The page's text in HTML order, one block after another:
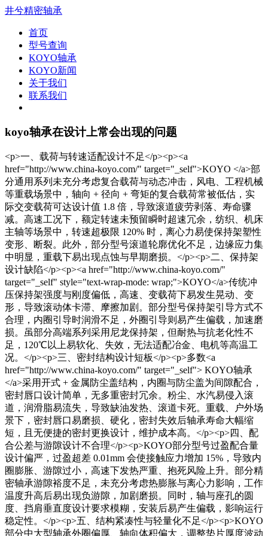
井兮精密轴承
首页
型号查询
KOYO轴承
KOYO新闻
关于我们
联系我们
koyo轴承在设计上常会出现的问题
<p>一、载荷与转速适配设计不足</p><p><a
href="http://www.china-koyo.com/" target="_self">KOYO </a>部
分通用系列未充分考虑复合载荷与动态冲击，风电、工程机械
等重载场景中，轴向 + 径向 + 弯矩的复合载荷常被低估，实
际交变载荷可达设计值 1.8 倍，导致滚道疲劳剥落、寿命骤
减。高速工况下，额定转速未预留瞬时超速冗余，纺织、机床
主轴等场景中，转速超极限 120% 时，离心力易使保持架塑性
变形、断裂。此外，部分型号滚道轮廓优化不足，边缘应力集
中明显，重载下易出现点蚀与早期磨损。</p><p>二、保持架
设计缺陷</p><p><a href="http://www.china-koyo.com/"
target="_self" style="text-wrap-mode: wrap;">KOYO</a>传统冲
压保持架强度与刚度偏低，高速、变载荷下易发生晃动、变
形，导致滚动体卡滞、摩擦加剧。部分型号保持架引导方式不
合理，内圈引导时润滑不足，外圈引导则易产生偏载，加速磨
损。虽部分高端系列采用尼龙保持架，但耐热与抗老化性不
足，120℃以上易软化、失效，无法适配冶金、电机等高温工
况。</p><p>三、密封结构设计短板</p><p>多数<a
href="http://www.china-koyo.com/" target="_self"> KOYO轴承
</a>采用开式 + 金属防尘盖结构，内圈与防尘盖为间隙配合，
密封唇口设计简单，无多重密封冗余。粉尘、水汽易侵入滚
道，润滑脂易流失，导致缺油发热、滚道卡死。重载、户外场
景下，密封唇口易磨损、硬化，密封失效后轴承寿命大幅缩
短，且无便捷的密封更换设计，维护成本高。</p><p>四、配
合公差与游隙设计不合理</p><p>KOYO部分型号过盈配合量
设计偏严，过盈超差 0.01mm 会使接触应力增加 15%，导致内
圈膨胀、游隙过小，高速下发热严重、抱死风险上升。部分精
密轴承游隙裕度不足，未充分考虑热膨胀与离心力影响，工作
温度升高后易出现负游隙，加剧磨损。同时，轴与座孔的圆
度、挡肩垂直度设计要求模糊，安装后易产生偏载，影响运行
稳定性。</p><p>五、结构紧凑性与轻量化不足</p><p>KOYO
部分中大型轴承外圈偏厚、轴向体积偏大，调整垫片厚度波动